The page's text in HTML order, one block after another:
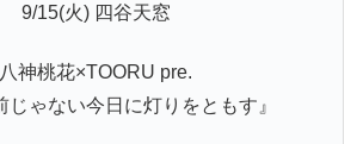
9/15(火) 四谷天窓
八神桃花×TOORU pre.
じゃない今日に灯りをともす』